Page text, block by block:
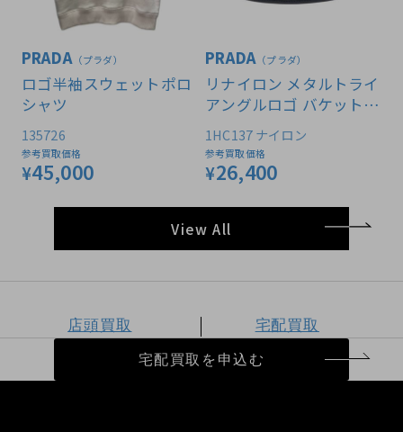
PRADA（プラダ）
ロゴ半袖スウェットポロ
シャツ
135726
参考買取価格
¥45,000
PRADA （プラダ）
リナイロン メタルトライ
アングルロゴ バケットハ
ット
1HC137 ナイロン
参考買取価格
¥26,400
View All
店頭買取 宅配買取
宅配買取を申込む